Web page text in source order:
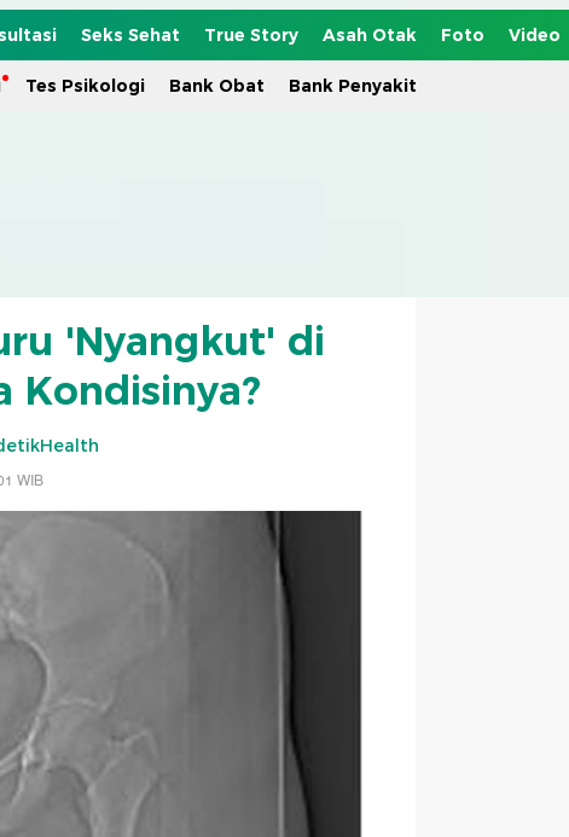
Seks Sehat True Story Asah Otak Foto Video
Tes Psikologi Bank Obat Bank Penyakit
'Nyangkut' di
Kondisinya?
WIB